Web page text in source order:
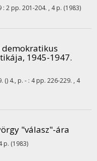
: 2 pp. 201-204. , 4 p. (1983)
demokratikus
1945-1947.
() 4., p. - : 4 pp. 226-229. , 4
"válasz"-ára
p. (1983)